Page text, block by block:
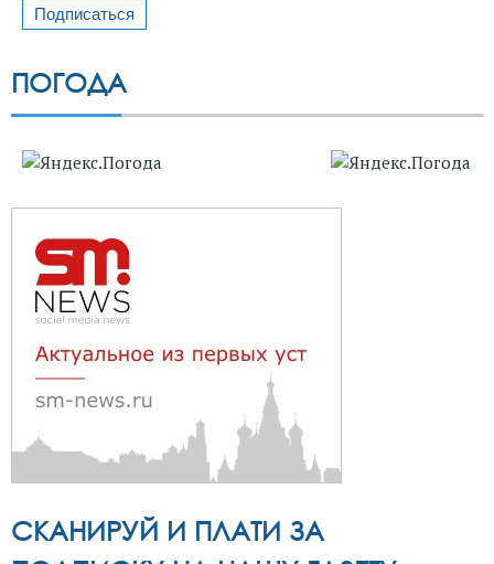
ПОГОДА
СКАНИРУЙ И ПЛАТИ ЗА